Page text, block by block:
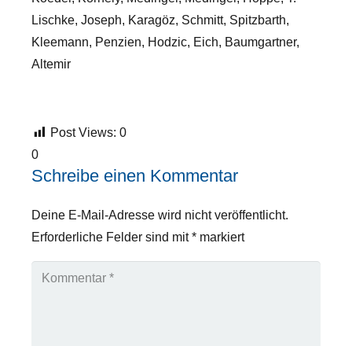
Lischke, Joseph, Karagöz, Schmitt, Spitzbarth,
Kleemann, Penzien, Hodzic, Eich, Baumgartner,
Altemir
Post Views: 0
0
Schreibe einen Kommentar
Deine E-Mail-Adresse wird nicht veröffentlicht.
Erforderliche Felder sind mit* markiert